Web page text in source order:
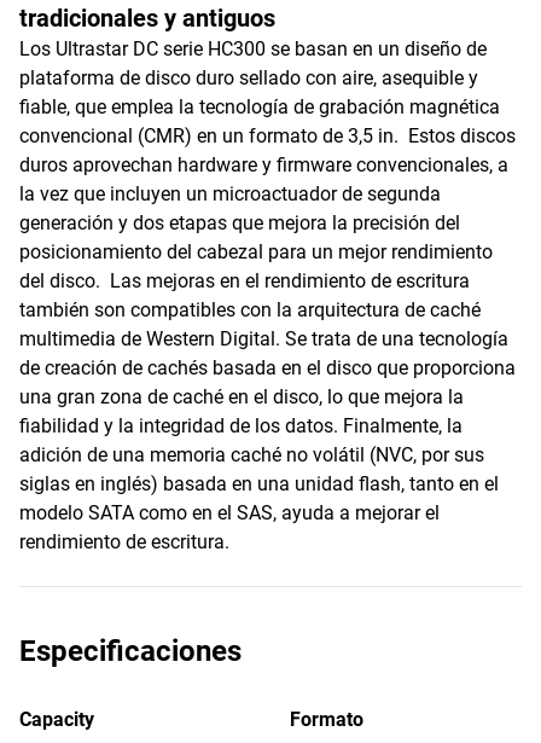
tradicionales y antiguos
Los Ultrastar DC serie HC300 se basan en un diseño de
plataforma de disco duro sellado con aire, asequible y
fiable, que emplea la tecnología de grabación magnética
convencional (CMR) en un formato de 3,5 in. Estos discos
duros aprovechan hardware y firmware convencionales, a
la vez que incluyen un microactuador de segunda
generación y dos etapas que mejora la precisión del
posicionamiento del cabezal para un mejor rendimiento
del disco. Las mejoras en el rendimiento de escritura
también son compatibles con la arquitectura de caché
multimedia de Western Digital. Se trata de una tecnología
de creación de cachés basada en el disco que proporciona
una gran zona de caché en el disco, lo que mejora la
fiabilidad y la integridad de los datos. Finalmente, la
adición de una memoria caché no volátil (NVC, por sus
siglas en inglés) basada en una unidad flash, tanto en el
modelo SATA como en el SAS, ayuda a mejorar el
rendimiento de escritura.
Especificaciones
Capacity
Formato